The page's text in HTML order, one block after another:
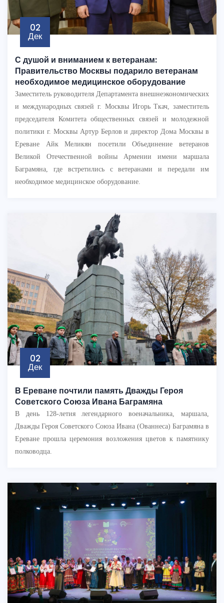
02
Дек
С душой и вниманием к ветеранам:
Правительство Москвы подарило ветеранам
необходимое медицинское оборудование
Заместитель руководителя Департамента внешнеэкономических
и международных связей г. Москвы Игорь Ткач, заместитель
председателя Комитета общественных связей и молодежной
политики г. Москвы Артур Берлов и директор Дома Москвы в
Ереване Айк Меликян посетили Объединение ветеранов
Великой Отечественной войны Армении имени маршала
Баграмяна, где встретились с ветеранами и передали им
необходимое медицинское оборудование.
02
Дек
В Ереване почтили память Дважды Героя
Советского Союза Ивана Баграмяна
В день 128-летия легендарного военачальника, маршала,
Дважды Героя Советского Союза Ивана (Ованнеса) Баграмяна в
Ереване прошла церемония возложения цветов к памятнику
полководца.